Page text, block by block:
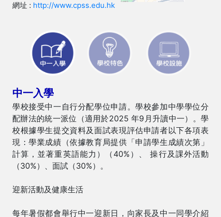
網址 : http://www.cpss.edu.hk
中一入學
學校接受中一自行分配學位申請。學校參加中學學位分
配辦法的統一派位（適用於2025 年9月升讀中一）。學
校根據學生提交資料及面試表現評估申請者以下各項表
現：學業成績（依據教育局提供「申請學生成績次第」
計算，並著重英語能力）（40%）、 操行及課外活動
（30%）、面試（30%）。
迎新活動及健康生活
每年暑假都會舉行中一迎新日，向家長及中一同學介紹